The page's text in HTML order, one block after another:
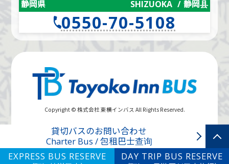
貸切バスのお問い合わせ
Charter Bus / 包租巴士查询
EXPRESS BUS RESERVE
DAY TRIP BUS RESERVE
静岡県 SHIZUOKA 静岡县
0550-70-5108
Copyright © 株式会社 東横インバス All Rights Reserved.